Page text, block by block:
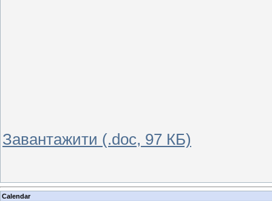
Завантажити (.doc, 97 КБ)
Calendar